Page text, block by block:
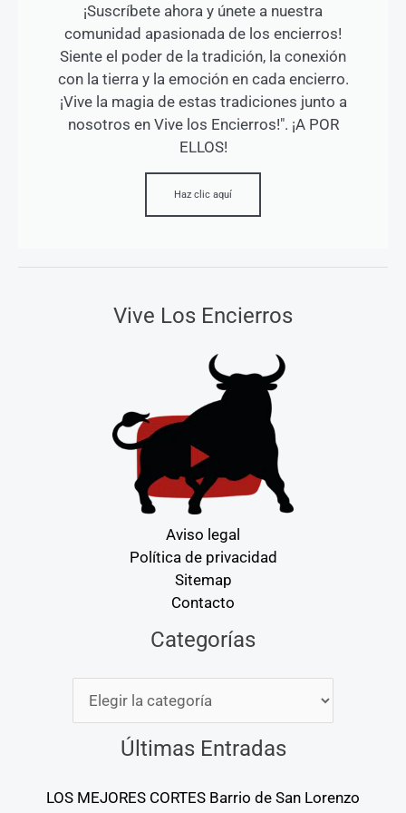
¡Suscríbete ahora y únete a nuestra
comunidad apasionada de los encierros!
Siente el poder de la tradición, la conexión
con la tierra y la emoción en cada encierro.
¡Vive la magia de estas tradiciones junto a
nosotros en Vive los Encierros!". ¡A POR
ELLOS!
Haz clic aquí
Vive Los Encierros
Aviso legal
Política de privacidad
Sitemap
Contacto
Categorías
Últimas Entradas
LOS MEJORES CORTES Barrio de San Lorenzo